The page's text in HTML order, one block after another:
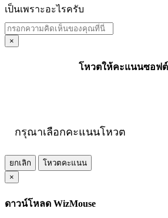
เป็นเพราะอะไรครับ
×
โหวตให้คะแนนซอฟ
กรุณาเลือกคะแนนโหวต
ยกเลิก
โหวตคะแนน
×
ดาวน์โหลด WizMouse